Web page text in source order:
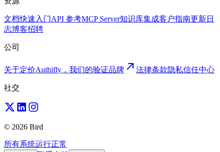
文档快速入门API 参考MCP Server知识库集成客户指南更新日
志博客招聘
公司
关于定价Authifly，我们的验证品牌 法律条款隐私信任中心
社交
© 2026 Bird
所有系统运行正常